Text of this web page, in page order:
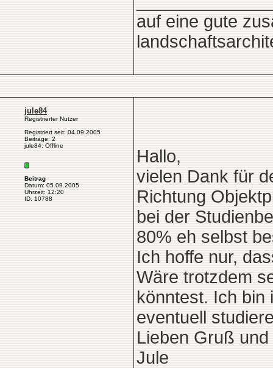
auf eine gute
jule84
Registrierter Nutzer
Registriert seit: 04.09.2005
Beiträge: 2
jule84: Offline
Beitrag
Datum: 05.09.2005
Uhrzeit: 12:20
ID: 10788
Hallo,
vielen Dank für
Richtung
bei der
80% eh selbst
Ich hoffe nur,
Wäre trotzdem
könntest. Ich bin
eventuell
Lieben Gruß
Jule